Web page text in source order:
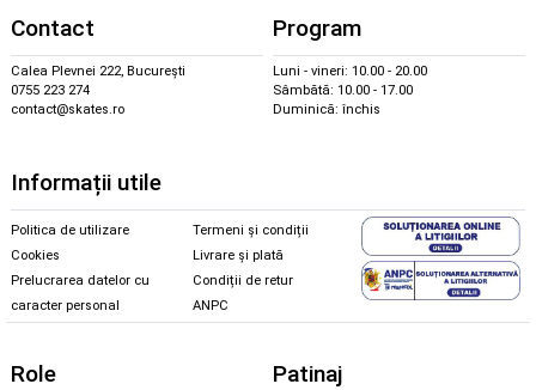
Contact
Calea Plevnei 222, București
0755 223 274
contact@skates.ro
Program
Luni - vineri: 10.00 - 20.00
Sâmbătă: 10.00 - 17.00
Duminică: închis
Informații utile
Politica de utilizare
Cookies
Prelucrarea datelor cu
caracter personal
Termeni și condiții
Livrare și plată
Condiții de retur
ANPC
Role Patinaj